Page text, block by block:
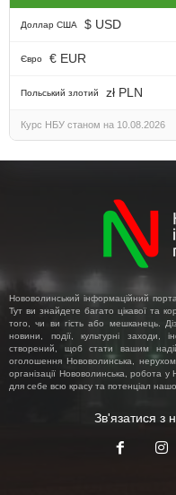
Доллар США $ USD
Євро € EUR
Польський злотий zł PLN
Курс НБУ станом на 10.08.2026
Нововолинський інформаційний
Тут ви знайдете багато цікавої та
того, чи ви гість або мешканець.
новини, події, культурні заходи,
створений, щоб стати вашим
оголошення Нововолинська,
організації Нововолинська, робота
для себе всю красу та потенціал
Зв'язатися з